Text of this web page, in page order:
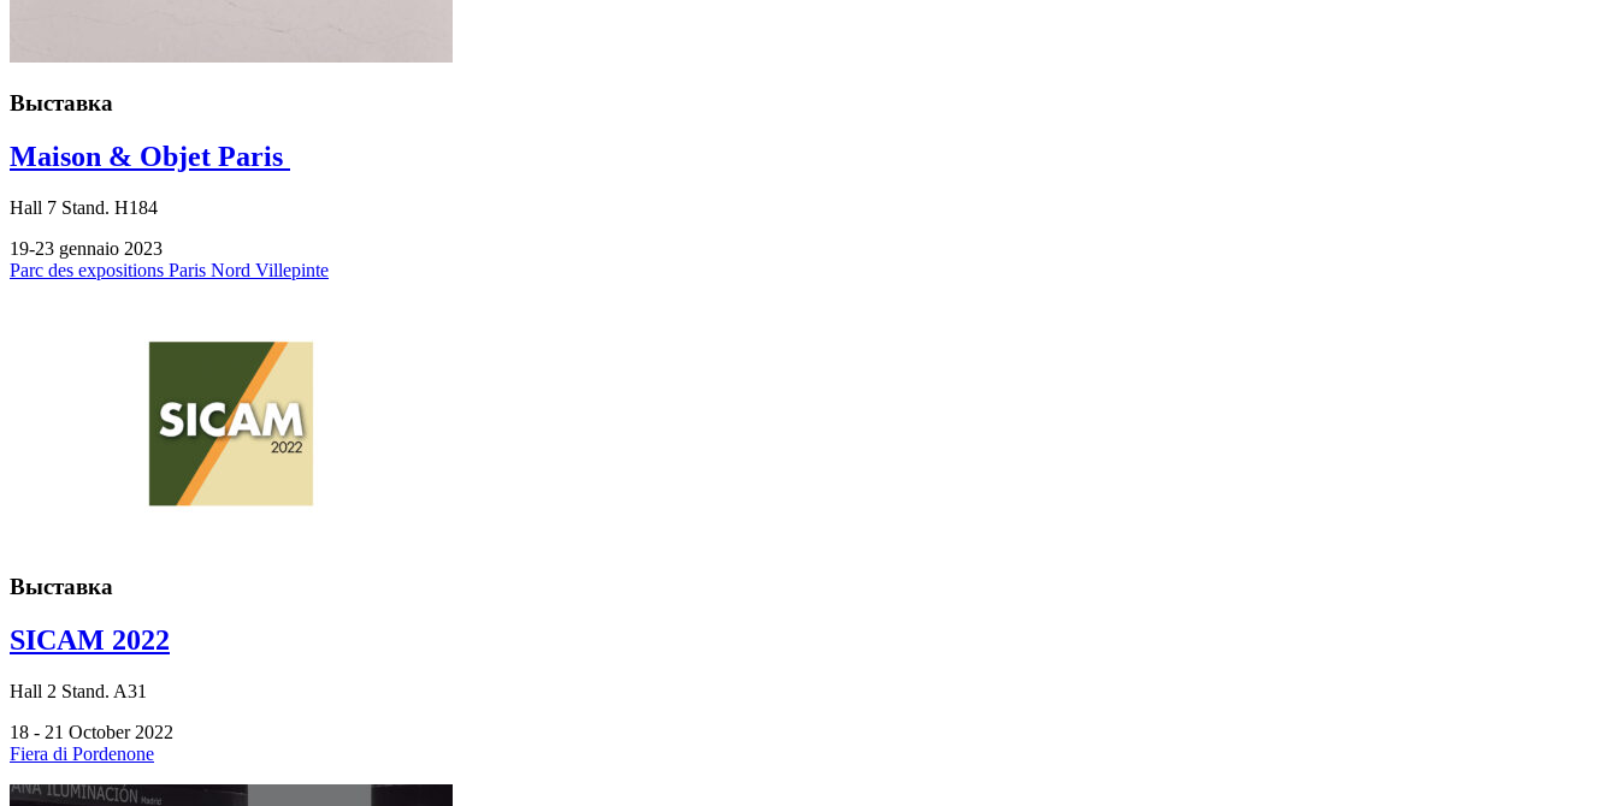
Выставка
Maison & Objet Paris
Hall 7 Stand. H184
19-23 gennaio 2023
Parc des expositions Paris Nord Villepinte
Выставка
SICAM 2022
Hall 2 Stand. A31
18 - 21 October 2022
Fiera di Pordenone